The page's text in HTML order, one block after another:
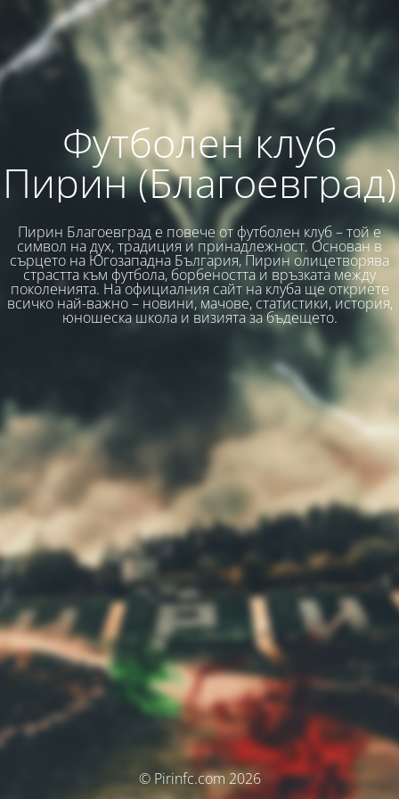
Футболен клуб
Пирин (Благоевград)
Пирин Благоевград е повече от футболен клуб – той е
символ на дух, традиция и принадлежност. Основан в
сърцето на Югозападна България, Пирин олицетворява
страстта към футбола, борбеността и връзката между
поколенията. На официалния сайт на клуба ще откриете
всичко най-важно – новини, мачове, статистики, история,
юношеска школа и визията за бъдещето.
© Pirinfc.com 2026